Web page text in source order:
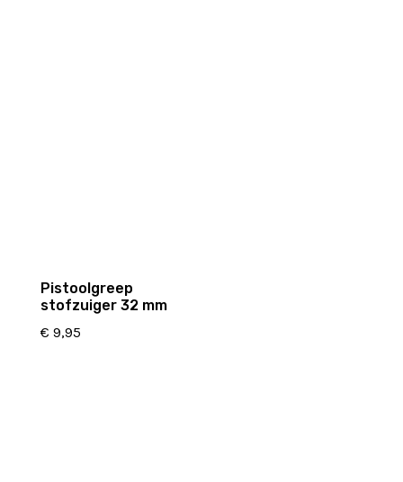
Pistoolgreep
stofzuiger 32 mm
€ 9,95